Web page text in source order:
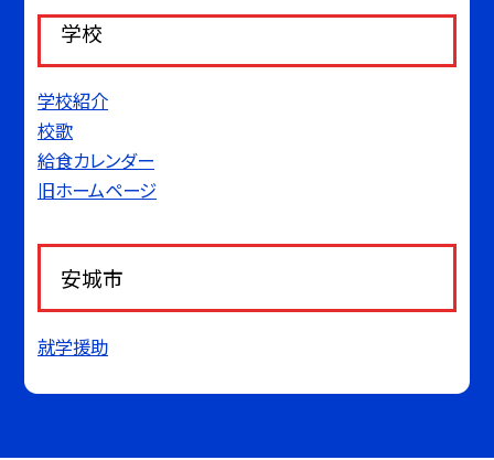
学校
学校紹介
校歌
給食カレンダー
旧ホームページ
安城市
就学援助